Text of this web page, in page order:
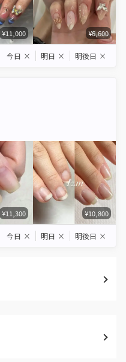
¥11,000 ¥6,600
今日 × 明日 × 明後日 ×
¥11,300 ¥10,800
今日 × 明日 × 明後日 ×